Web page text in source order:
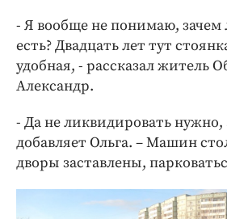
- Я вообще не понимаю, зачем
есть? Двадцать лет тут
удобная, - рассказал житель
Александр.
- Да не ликвидировать нужно,
добавляет Ольга. – Машин
дворы заставлены,